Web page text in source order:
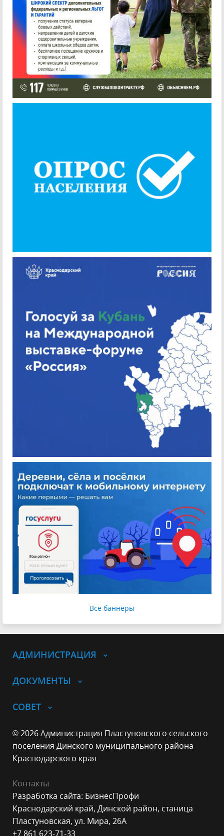
Все баннеры
АДМИНИСТРАЦИЯ
ДОКУМЕНТЫ
СОВЕТ
© 2026 Администрация Пластуновского сельского
поселения Динского муниципального района
Краснодарского края
Контакты
Разработка сайта: БизнесПрофи
Краснодарский край, Динской район, станица
Пластуновская, ул. Мира, 26А
+7 861 623-71-33